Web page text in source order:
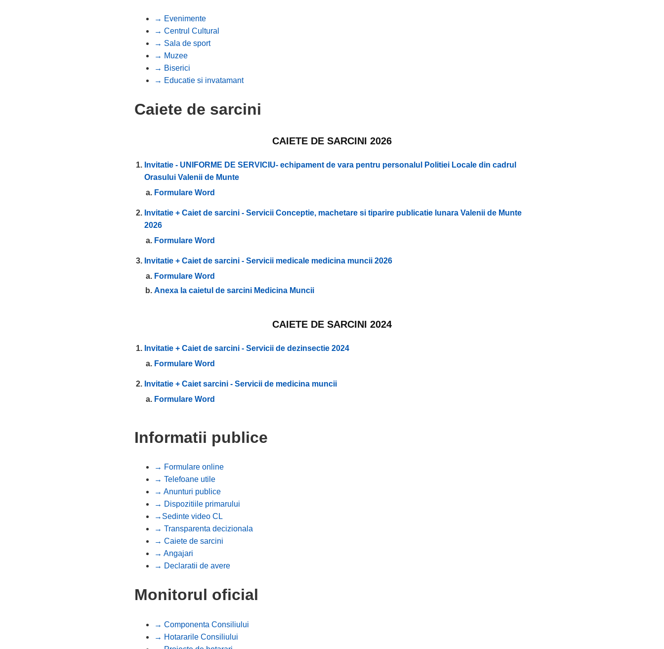
→ Evenimente
→ Centrul Cultural
→ Sala de sport
→ Muzee
→ Biserici
→ Educatie si invatamant
Caiete de sarcini
CAIETE DE SARCINI 2026
Invitatie - UNIFORME DE SERVICIU- echipament de vara pentru personalul Politiei Locale din cadrul
Orasului Valenii de Munte
Formulare Word
Invitatie + Caiet de sarcini - Servicii Conceptie, machetare si tiparire publicatie lunara Valenii de Munte
2026
Formulare Word
Invitatie + Caiet de sarcini - Servicii medicale medicina muncii 2026
Formulare Word
Anexa la caietul de sarcini Medicina Muncii
CAIETE DE SARCINI 2024
Invitatie + Caiet de sarcini - Servicii de dezinsectie 2024
Formulare Word
Invitatie + Caiet sarcini - Servicii de medicina muncii
Formulare Word
Informatii publice
→ Formulare online
→ Telefoane utile
→ Anunturi publice
→ Dispozitiile primarului
→Sedinte video CL
→ Transparenta decizionala
→ Caiete de sarcini
→ Angajari
→ Declaratii de avere
Monitorul oficial
→ Componenta Consiliului
→ Hotararile Consiliului